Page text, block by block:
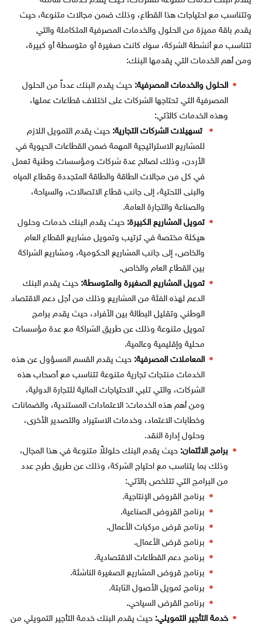
وتتناسب مع احتياجات هذا القطاع، وذلك ضمن مجالات متنوعة، حيث
يقدم باقة مميزة من الحلول والخدمات المصرفية المتكاملة والتي
تتناسب مع أنشطة الشركة، سواء كانت صغيرة أو متوسطة أو كبيرة،
ومن أهم الخدمات التي يقدمها البنك:
الحلول والخدمات المصرفية: حيث يقدم البنك عدداً من الحلول
المصرفية التي تحتاجها الشركات على اختلاف قطاعات عملها،
وهذه الخدمات كالآتي:
تسهيلات الشركات التجارية: حيث يقدم التمويل اللازم
للمشاريع الاستراتيجية المهمة ضمن القطاعات الحيوية في
الأردن، وذلك لصالح عدة شركات ومؤسسات وطنية تعمل
في كل من مجالات الطاقة والطاقة المتجددة وقطاع المياه
والبنى التحتية، إلى جانب قطاع الاتصالات، والسياحة،
والصناعة والتجارة العامة.
تمويل المشاريع الكبيرة: حيث يقدم البنك خدمات وحلول
هيكلة مختصة في ترتيب وتمويل مشاريع القطاع العام
والخاص، إلى جانب المشاريع الحكومية، ومشاريع الشراكة
بين القطاع العام والخاص.
تمويل المشاريع الصغيرة والمتوسطة: حيث يقدم البنك
الدعم لهذه الفئة من المشاريع وذلك من أجل دعم الاقتصاد
الوطني وتقليل البطالة بين الأفراد، حيث يقدم برامج
تمويل متنوعة وذلك عن طريق الشراكة مع عدة مؤسسات
محلية وإقليمية وعالمية.
المعاملات المصرفية: حيث يقدم القسم المسؤول عن هذه
الخدمات منتجات تجارية متنوعة تتناسب مع أصحاب هذه
الشركات، والتي تلبي الاحتياجات المالية للتجارة الدولية،
ومن أهم هذه الخدمات: الاعتمادات المستندية، والضمانات
وخطابات الاعتماد، وخدمات الاستيراد والتصدير الأخرى،
وحلول إدارة النقد.
برامج الائتمان: حيث يقدم البنك حلوللاً متنوعة في هذا المجال،
وذلك بما يتناسب مع احتياج الشركة، وذلك عن طريق طرح عدد
من البرامج التي تتلخص بالآتي:
برنامج القروض الإنتاجية.
برنامج القروض الصناعية.
برنامج قرض مركبات الأعمال.
برنامج قرض الأعمال.
برنامج دعم القطاعات الاقتصادية.
برنامج قروض المشاريع الصغيرة الناشئة.
برنامج تمويل الأصول الثابتة.
برنامج القرض السياحي.
خدمة التأجير التمويلي: حيث يقدم البنك خدمة التأجير التمويلي من